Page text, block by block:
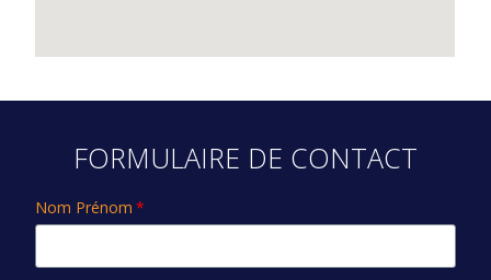
FORMULAIRE DE CONTACT
Nom Prénom